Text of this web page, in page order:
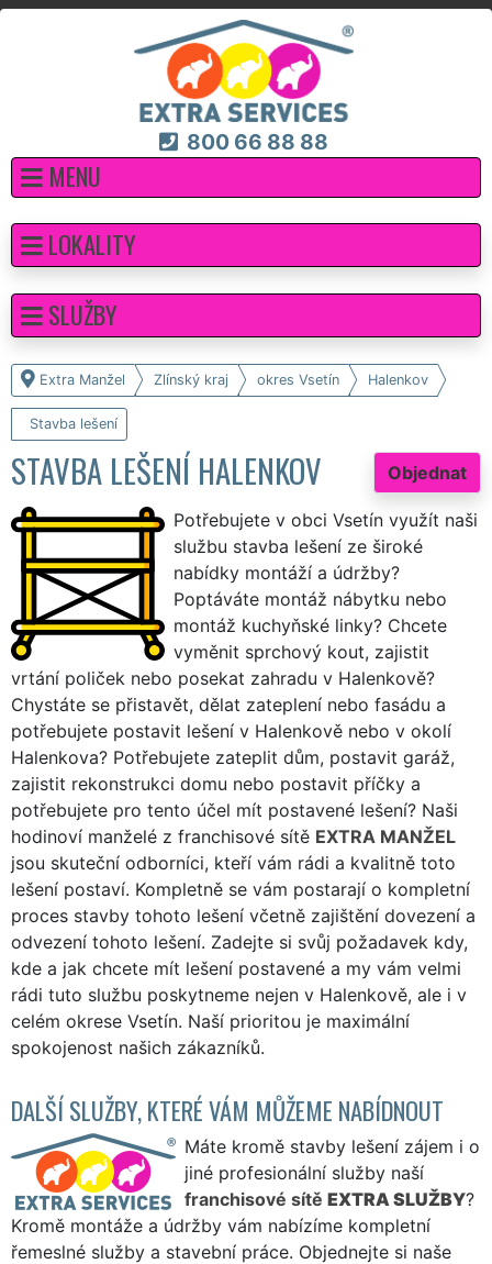
800 66 88 88
MENU
Extra Manžel Zlínský kraj okres Vsetín Halenkov
Stavba lešení
Objednat
STAVBA LEŠENÍ HALENKOV
Potřebujete v obci Vsetín využít naši
službu stavba lešení ze široké
nabídky montáží a údržby?
Poptáváte montáž nábytku nebo
montáž kuchyňské linky? Chcete
vyměnit sprchový kout, zajistit
vrtání poliček nebo posekat zahradu v Halenkově?
Chystáte se přistavět, dělat zateplení nebo fasádu a
potřebujete postavit lešení v Halenkově nebo v okolí
Halenkova? Potřebujete zateplit dům, postavit garáž,
zajistit rekonstrukci domu nebo postavit příčky a
potřebujete pro tento účel mít postavené lešení? Naši
hodinoví manželé z franchisové sítě EXTRA MANŽEL
jsou skuteční odborníci, kteří vám rádi a kvalitně toto
lešení postaví. Kompletně se vám postarají o kompletní
proces stavby tohoto lešení včetně zajištění dovezení a
odvezení tohoto lešení. Zadejte si svůj požadavek kdy,
kde a jak chcete mít lešení postavené a my vám velmi
rádi tuto službu poskytneme nejen v Halenkově, ale i v
celém okrese Vsetín. Naší prioritou je maximální
spokojenost našich zákazníků.
DALŠÍ SLUŽBY, KTERÉ VÁM MŮŽEME NABÍDNOUT
Máte kromě stavby lešení zájem i o
jiné profesionální služby naší
franchisové sítě EXTRA SLUŽBY?
Kromě montáže a údržby vám nabízíme kompletní
řemeslné služby a stavební práce. Objednejte si naše
LOKALITY
SLUŽBY